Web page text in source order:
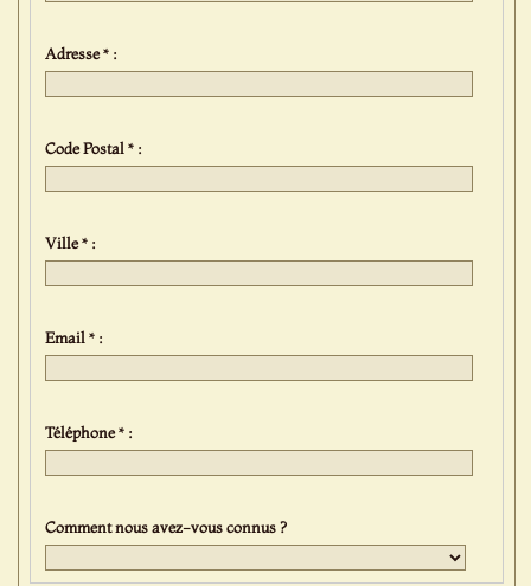
Adresse * :
Code Postal * :
Ville * :
Email * :
Téléphone * :
Comment nous avez-vous connus ?